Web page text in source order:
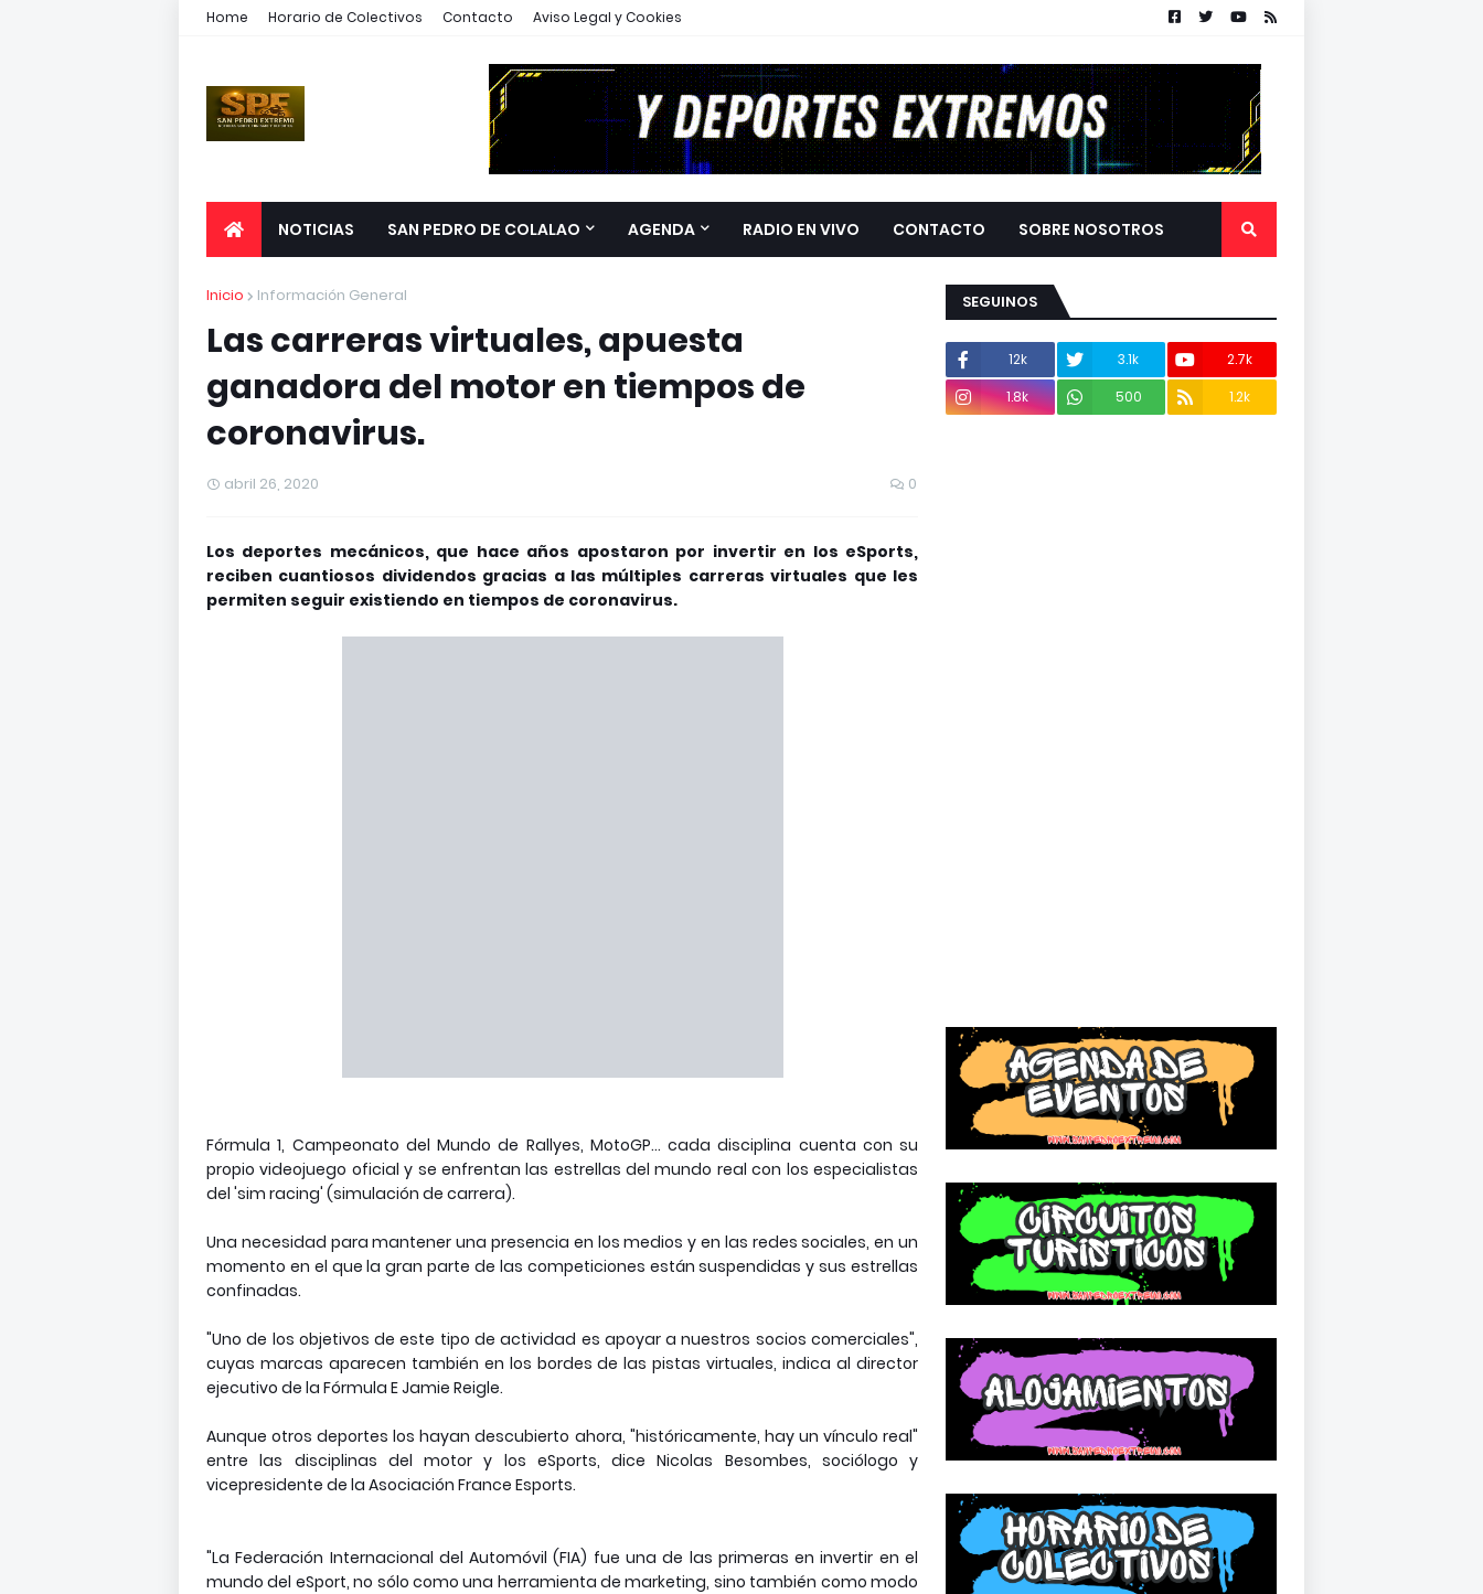
Home Horario de Colectivos Contacto Aviso Legal y Cookies
NOTICIAS SAN PEDRO DE COLALAO AGENDA RADIO EN VIVO CONTACTO SOBRE NOSOTROS
Inicio Información General
Las carreras virtuales, apuesta
ganadora del motor en tiempos de
coronavirus.
abril 26, 2020 0
Los deportes mecánicos, que hace años apostaron por invertir en los eSports,
reciben cuantiosos dividendos gracias a las múltiples carreras virtuales que les
permiten seguir existiendo en tiempos de coronavirus.
Fórmula 1, Campeonato del Mundo de Rallyes, MotoGP... cada disciplina cuenta con su
propio videojuego oficial y se enfrentan las estrellas del mundo real con los especialistas
del 'sim racing' (simulación de carrera).
Una necesidad para mantener una presencia en los medios y en las redes sociales, en un
momento en el que la gran parte de las competiciones están suspendidas y sus estrellas
confinadas.
"Uno de los objetivos de este tipo de actividad es apoyar a nuestros socios comerciales",
cuyas marcas aparecen también en los bordes de las pistas virtuales, indica al director
ejecutivo de la Fórmula E Jamie Reigle.
Aunque otros deportes los hayan descubierto ahora, "históricamente, hay un vínculo real"
entre las disciplinas del motor y los eSports, dice Nicolas Besombes, sociólogo y
vicepresidente de la Asociación France Esports.
"La Federación Internacional del Automóvil (FIA) fue una de las primeras en invertir en el
mundo del eSport, no sólo como una herramienta de marketing, sino también como modo
SEGUINOS
12k 3.1k
2.7k
1.8k
500 1.2k